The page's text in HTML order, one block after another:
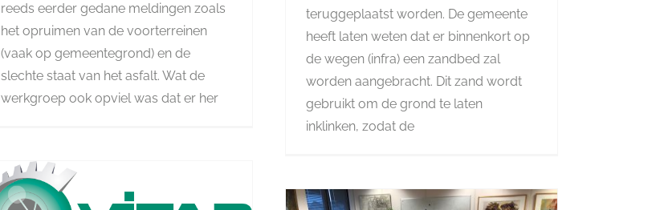
reeds eerder gedane meldingen zoals
het opruimen van de voorterreinen
(vaak op gemeentegrond) en de
slechte staat van het asfalt. Wat de
werkgroep ook opviel was dat er her
teruggeplaatst worden. De gemeente
heeft laten weten dat er binnenkort op
de wegen (infra) een zandbed zal
worden aangebracht. Dit zand wordt
gebruikt om de grond te laten
inklinken, zodat de